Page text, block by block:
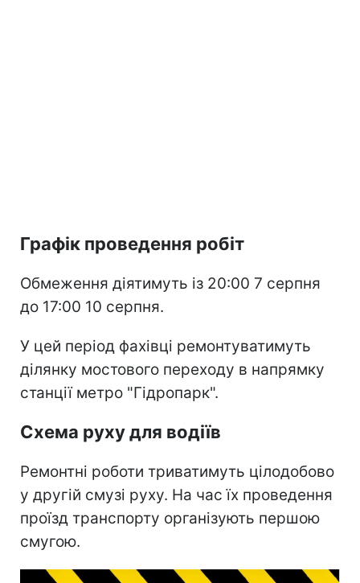
Графік проведення робіт
Обмеження діятимуть із 20:00 7 серпня
до 17:00 10 серпня.
У цей період фахівці ремонтуватимуть
ділянку мостового переходу в напрямку
станції метро "Гідропарк".
Схема руху для водіїв
Ремонтні роботи триватимуть цілодобово
у другій смузі руху. На час їх проведення
проїзд транспорту організують першою
смугою.